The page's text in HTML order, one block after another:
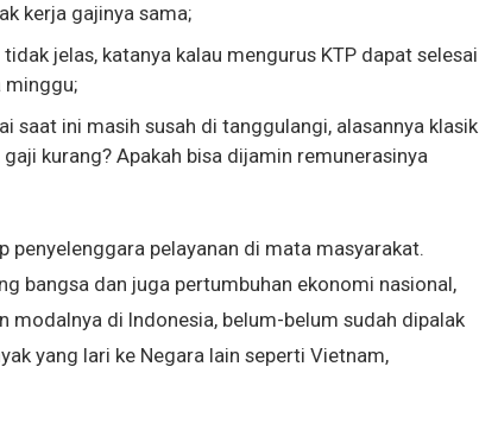
kerja gajinya sama;
jelas, katanya kalau mengurus KTP dapat selesai
minggu;
saat ini masih susah di tanggulangi, alasannya klasik
kurang? Apakah bisa dijamin remunerasinya
pelayanan di mata masyarakat.
bangsa dan juga pertumbuhan ekonomi nasional,
modalnya di Indonesia, belum-belum sudah dipalak
yang lari ke Negara lain seperti Vietnam,